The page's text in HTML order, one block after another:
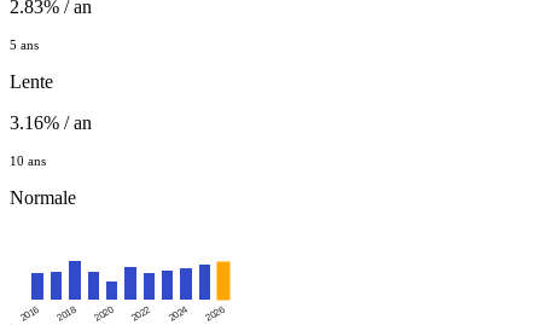
2.83% / an
5 ans
Lente
3.16% / an
10 ans
Normale
2016 2018 2020 2022 2024 2026